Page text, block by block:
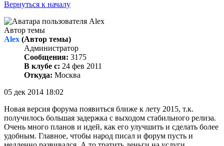
Вернуться к началу
Автор темы
Alex (Автор темы)
Администратор
Сообщения: 3175
В клубе с: 24 фев 2011
Откуда: Москва
05 дек 2014 18:02
Новая версия форума появиться ближе к лету 2015, т.к.
получилось большая задержка с выходом стабильного релиза.
Очень много планов и идей, как его улучшить и сделать более
удобным. Главное, чтобы народ писал и форум пусть и